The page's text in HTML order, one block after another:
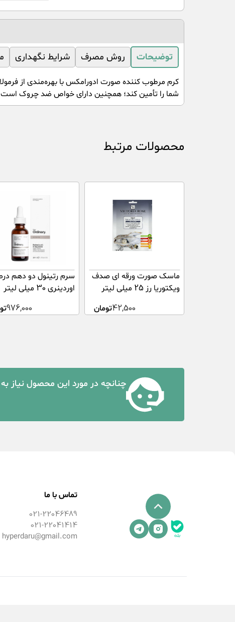
توضیحات روش مصرف شرایط نگهداری
کرم مرطوب کننده صورت ادورامکس با بهره‌مندی از
شما را تأمین کند؛ همچنین دارای خواص ضد چروک است
محصولات مرتبط
ماسک صورت ورقه ای صدف
ویکتوریا رز 25 میلی لیتر
42,500تومان
سرم رتینول دو دهم
اوردینری 30 میلی لیتر
976,000
چنانچه در مورد این محصول نیاز
تماس با ما
021-22046489
021-22041414
hyperdaru@gmail.com